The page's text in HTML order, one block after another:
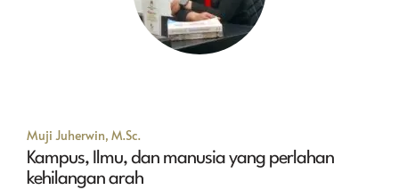
Muji Juherwin, M.Sc.
Kampus, Ilmu, dan manusia yang perlahan
kehilangan arah